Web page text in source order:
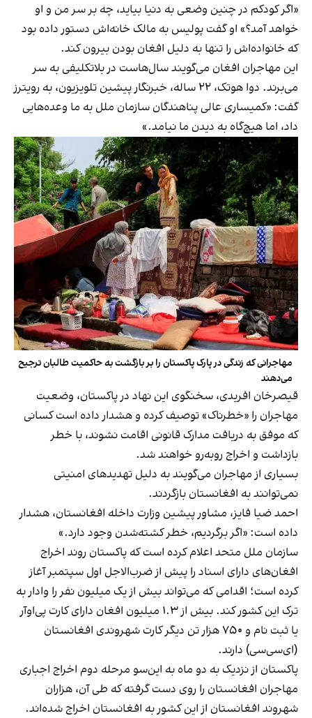
«اگر کودکم در چنین وضعی به دنیا بیاید، چه بر سر من و او
خواهد آمد؟» او گفت پولیس به مالک خانه‌اش دستور داده بود
که خانواده‌اش را تنها به دلیل افغان بودن بیرون کند.
این مهاجران افغان می‌گویند سال‌هاست در بلاتکلیفی به سر
می‌برند. دوا هوتک، ۲۲ ساله، خبرنگار پیشین تلویزیون، به رویترز
گفت: «کمیساری عالی پناهندگان سازمان ملل به ما وعده‌هایی
داد، اما هیچ‌گاه به دیدن ما نیامد.»
مهاجرانی که زندگی در پارک پاکستان را بر بازگشت به حاکمیت طالبان ترجیح
می‌دهند
قیصرخان افریدی، سخنگوی این نهاد در پاکستان، وضعیت
مهاجران را «خطرناک» توصیف کرده و هشدار داده است کسانی
که موفق به دریافت مدارک قانونی اقامت نشوند، با خطر
بازداشت و اخراج روبه‌رو خواهند شد.
بسیاری از مهاجران می‌گویند به دلیل تهدیدهای امنیتی
نمی‌توانند به افغانستان بازگردند.
احمد ضیا فایز، مشاور پیشین وزارت داخله افغانستان، هشدار
داده است: «اگر برگردیم، خطر کشته‌شدن وجود دارد.»
سازمان ملل متحد اعلام کرده است که پاکستان روند اخراج
افغان‌های دارای اسناد را پیش از ضرب‌الاجل اول سپتمبر آغاز
کرده است؛ اقدامی که می‌تواند بیش از یک میلیون نفر را وادار به
ترک این کشور کند. بیش از ۱.۳ میلیون افغان دارای کارت پی‌او‌آر
یا ثبت نام و ۷۵۰ هزار تن دیگر کارت شهروندی افغانستان
(ای‌سی‌سی) دارند.
پاکستان از نزدیک به دو ماه به این‌سو مرحله دوم اخراج اجباری
مهاجران افغانستان را روی دست گرفته که طی آن، هزاران
شهروند افغانستان از این کشور به افغانستان اخراج شده‌اند.